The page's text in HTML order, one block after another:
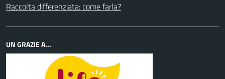
Raccolta differenziata: come farla?
UN GRAZIE A...